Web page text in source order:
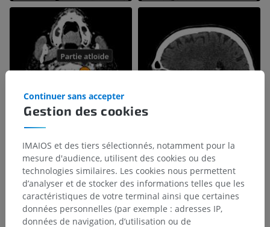
Gestion des cookies
Continuer sans accepter
IMAIOS et des tiers sélectionnés, notamment pour la
mesure d'audience, utilisent des cookies ou des
technologies similaires. Les cookies nous permettent
d’analyser et de stocker des informations telles que les
caractéristiques de votre terminal ainsi que certaines
données personnelles (par exemple : adresses IP,
données de navigation, d’utilisation ou de